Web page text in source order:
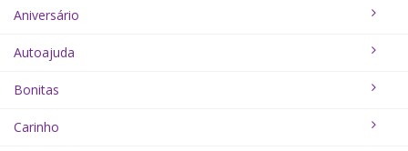
Aniversário
Autoajuda
Bonitas
Carinho